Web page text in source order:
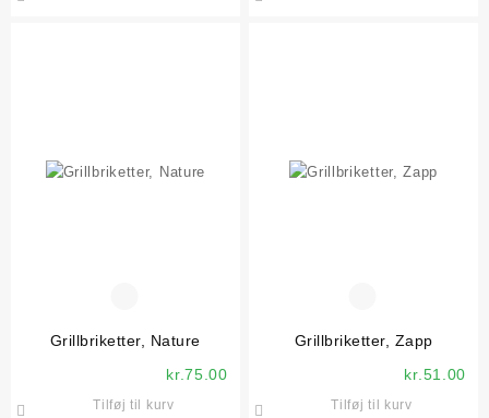
Grillbriketter, Nature
kr.75.00
Tilføj til kurv
Grillbriketter, Zapp
kr.51.00
Tilføj til kurv